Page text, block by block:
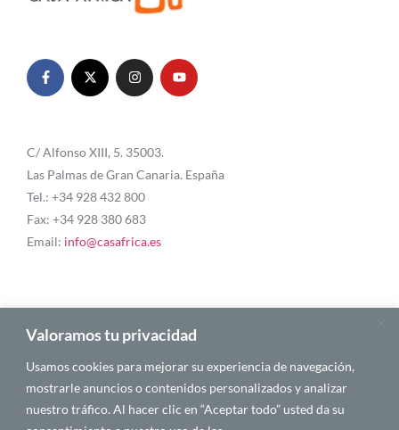
Valoramos tu privacidad
Usamos cookies para mejorar su experiencia de navegación,
mostrarle anuncios o contenidos personalizados y analizar
nuestro tráfico. Al hacer clic en “Aceptar todo” usted da su
C/ Alfonso XIII, 5. 35003.
Las Palmas de Gran Canaria. España
Tel.: +34 928 432 800
Fax: +34 928 380 683
Email: info@casafrica.es
Blog
About Us
Personalities